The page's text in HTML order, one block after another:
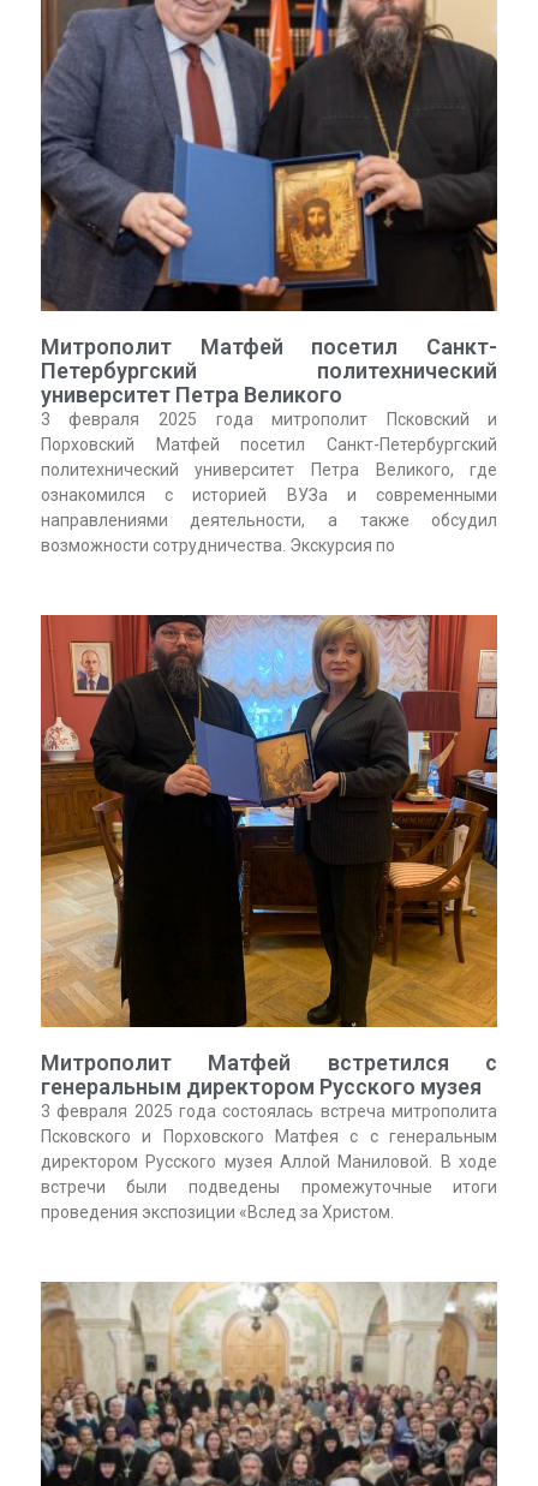
Митрополит Матфей посетил Санкт-
Петербургский политехнический
университет Петра Великого
3 февраля 2025 года митрополит Псковский и
Порховский Матфей посетил Санкт-Петербургский
политехнический университет Петра Великого, где
ознакомился с историей ВУЗа и современными
направлениями деятельности, а также обсудил
возможности сотрудничества. Экскурсия по
Митрополит Матфей встретился с
генеральным директором Русского музея
3 февраля 2025 года состоялась встреча митрополита
Псковского и Порховского Матфея с с генеральным
директором Русского музея Аллой Маниловой. В ходе
встречи были подведены промежуточные итоги
проведения экспозиции «Вслед за Христом.